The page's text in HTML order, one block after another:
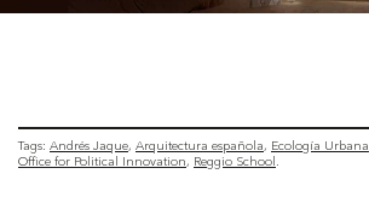
Tags: Andrés Jaque Arquitectura española Ecología Urbana
Office for Political Innovation
Reggio School